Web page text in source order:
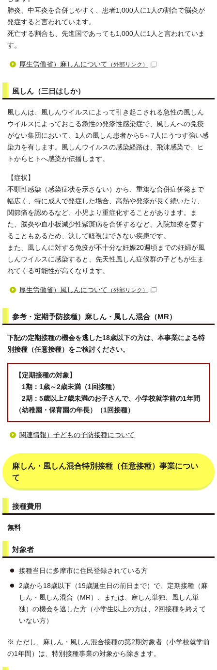
肺炎、中耳炎を合併しやすく、患者1,000人に1人の割合で脳炎が
発症すると言われています。
死亡する割合も、先進国であっても1,000人に1人と言われていま
す。
厚生労働省）麻しんについて （外部リンク）
風しん（三日はしか）
風しんは、風しんウイルスによって引き起こされる急性の風しん
ウイルスによっておこる急性の発疹性感染症で、風しんへの免疫
がない集団において、1人の風しん患者から5～7人にうつす強い感
染力を有します。風しんウイルスの感染経路は、飛沫感染で、ヒ
トからヒトへ感染が伝播します。
【症状】
不顕性感染（感染症状を示さない）から、重篤な合併症併発まで
幅広く、特に成人で発症した場合、高熱や発疹が長く続いたり、
関節痛を認めるなど、小児より重症化することがあります。ま
た、脳炎や血小板減少性紫斑病を合併するなど、入院加療を要す
ることもあるため、決して軽視はできない疾患です。
また、風しんに対する免疫が不十分な妊娠20週頃までの妊婦が風
しんウイルスに感染すると、先天性風しん症候群の子どもが生ま
れてくる可能性が高くなります。
厚生労働省）風しんについて （外部リンク）
参考・定期予防接種）麻しん・風しん混合（MR）
下記の定期接種の機会を逃した18歳以下の方は、本事業による特
別接種（任意接種）をご検討ください。
【定期接種の対象】
1期：1歳～2歳未満（1回接種）
2期：5歳以上7歳未満のお子さんで、小学校就学前の1年間
（幼稚園・保育園の年長）（1回接種）
関連情報）子どもの予防接種について
麻しん・風しん混合特別接種（任意接種）事業につい
て
接種費用
無料
対象者
接種当日に多摩市に住民登録されている方
2歳から18歳以下（19歳誕生日の前日まで）で、定期接種（麻
しん・風しん混合（MR）、または、麻しん単独、風しん単
独）の機会を逃した方（小学生以上の方は、2回接種を終えて
いない方）
※ ただし、麻しん・風しん混合接種の第2期対象者（小学校就学前
の1年間）は、特別接種事業の対象から除きます。